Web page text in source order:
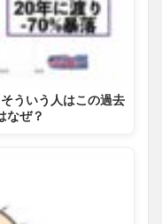
ういう人はこの過去
なぜ？